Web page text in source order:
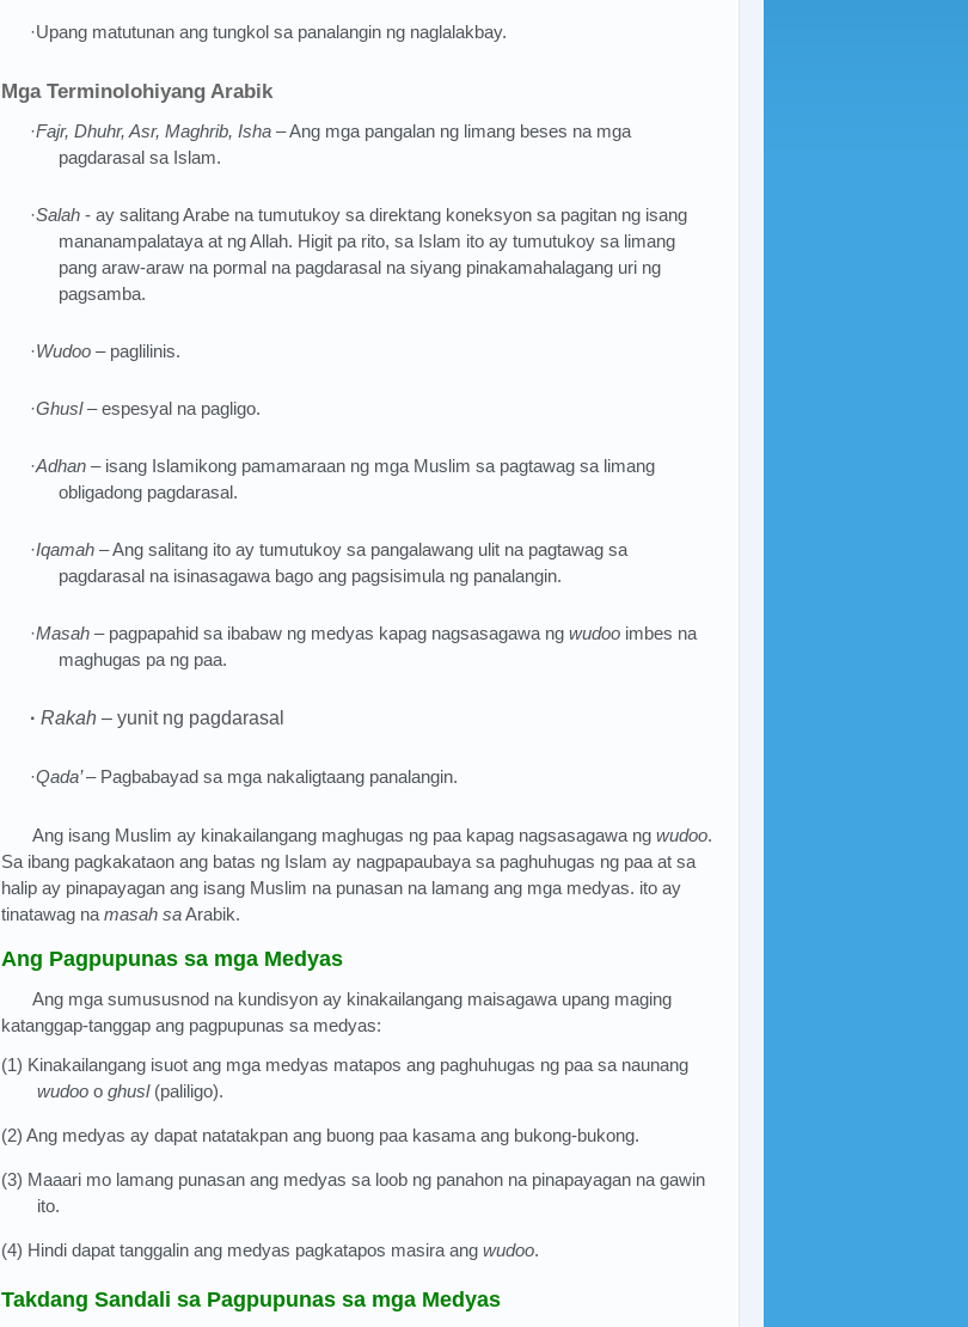
·Upang matutunan ang tungkol sa panalangin ng naglalakbay.
Mga Terminolohiyang Arabik
·Fajr, Dhuhr, Asr, Maghrib, Isha – Ang mga pangalan ng limang beses na mga
pagdarasal sa Islam.
·Salah - ay salitang Arabe na tumutukoy sa direktang koneksyon sa pagitan ng isang
mananampalataya at ng Allah. Higit pa rito, sa Islam ito ay tumutukoy sa limang
pang araw-araw na pormal na pagdarasal na siyang pinakamahalagang uri ng
pagsamba.
·Wudoo – paglilinis.
·Ghusl– espesyal na pagligo.
·Adhan – isang Islamikong pamamaraan ng mga Muslim sa pagtawag sa limang
obligadong pagdarasal.
·Iqamah – Ang salitang ito ay tumutukoy sa pangalawang ulit na pagtawag sa
pagdarasal na isinasagawa bago ang pagsisimula ng panalangin.
·Masah – pagpapahid sa ibabaw ng medyas kapag nagsasagawa ng wudoo imbes na
maghugas pa ng paa.
· Rakah – yunit ng pagdarasal
·Qada’– Pagbabayad sa mga nakaligtaang panalangin.
Ang isang Muslim ay kinakailangang maghugas ng paa kapag nagsasagawa ngwudoo.
Sa ibang pagkakataon ang batas ng Islam ay nagpapaubaya sa paghuhugas ng paa at sa
halip ay pinapayagan ang isang Muslim na punasan na lamang ang mga medyas. ito ay
tinatawag na masah saArabik.
Ang Pagpupunas sa mga Medyas
Ang mga sumususnod na kundisyon ay kinakailangang maisagawa upang maging
katanggap-tanggap ang pagpupunas sa medyas:
(1) Kinakailangang isuot ang mga medyas matapos ang paghuhugas ng paa sa naunang
wudoo oghusl(paliligo).
(2) Ang medyas ay dapat natatakpan ang buong paa kasama ang bukong-bukong.
(3) Maaari mo lamang punasan ang medyas sa loob ng panahon na pinapayagan na gawin
ito.
(4) Hindi dapat tanggalin ang medyas pagkatapos masira ang wudoo.
Takdang Sandali sa Pagpupunas sa mga Medyas